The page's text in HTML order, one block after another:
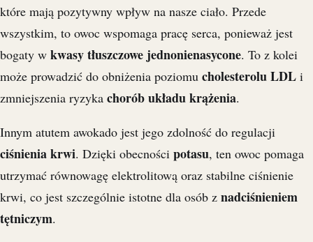
które mają pozytywny wpływ na nasze ciało. Przede
wszystkim, to owoc wspomaga pracę serca, ponieważ jest
bogaty w kwasy tłuszczowe jednonienasycone. To z kolei
może prowadzić do obniżenia poziomu cholesterolu LDL i
zmniejszenia ryzyka chorób układu krążenia.
Innym atutem awokado jest jego zdolność do regulacji
ciśnienia krwi. Dzięki obecności potasu, ten owoc pomaga
utrzymać równowagę elektrolitową oraz stabilne ciśnienie
krwi, co jest szczególnie istotne dla osób z nadciśnieniem
tętniczym.